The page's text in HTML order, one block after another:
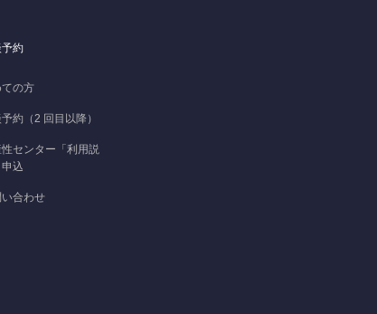
約
の方
約（2 回目以降）
センター「利用説
込
い合わせ